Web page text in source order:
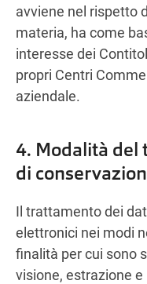
avviene nel rispetto
materia, ha come
interesse dei
propri Centri
aziendale.
4. Modalità del
di
Il trattamento dei
elettronici nei modi
finalità per cui sono
visione, estrazione